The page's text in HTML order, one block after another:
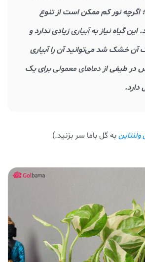
اگرچه نور کم ممکن است از تنوع
این گیاه نیاز بهآبیاریزیادی ندارد و
آن خشک شد می‌توانید آن را آبیاری
در طیفی ازدماهای معمولیبرای یک
دارد.
به گل باما سر بزنید.)